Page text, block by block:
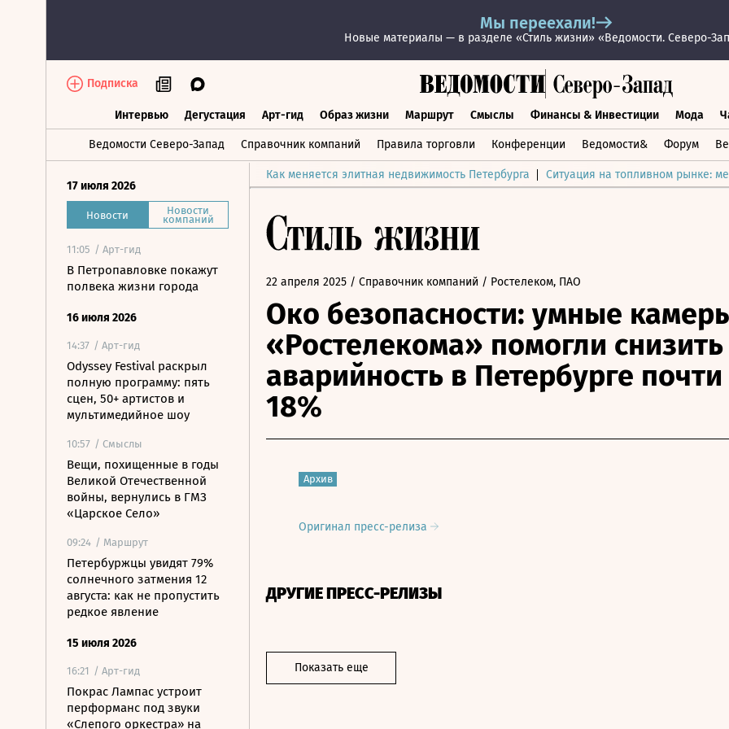
Мы переехали!
Новые материалы — в разделе «Стиль жизни» «Ведомости. Северо-
Подписка
Интервью Дегустация Арт-гид Образ жизни Маршрут Смыслы Финансы & Инвестиции Мода
Ведомости Северо-Запад Справочник компаний Правила торговли Конференции Ведомости& Форум
Интервью Дегустация Арт-гид Образ жизни Маршрут Смыслы Финансы & Инвестиции
Как меняется элитная недвижимость Петербурга
Ситуация на топливном рынке:
17 июля 2026
Новости Новости
компаний
11:05 / Арт-гид
В Петропавловке покажут
полвека жизни города
16 июля 2026
14:37 / Арт-гид
Odyssey Festival раскрыл
полную программу: пять
сцен, 50+ артистов и
мультимедийное шоу
10:57 / Смыслы
Вещи, похищенные в годы
Великой Отечественной
войны, вернулись в ГМЗ
«Царское Село»
09:24 / Маршрут
Петербуржцы увидят 79%
солнечного затмения 12
августа: как не пропустить
редкое явление
15 июля 2026
16:21 / Арт-гид
Покрас Лампас устроит
перформанс под звуки
«Слепого оркестра» на
22 апреля 2025 / Справочник компаний / Ростелеком, ПАО
Око безопасности: умные
«Ростелекома» помогли снизить
аварийность в Петербурге
18%
Архив
Оригинал пресс-релиза
ДРУГИЕ ПРЕСС-РЕЛИЗЫ
Показать еще